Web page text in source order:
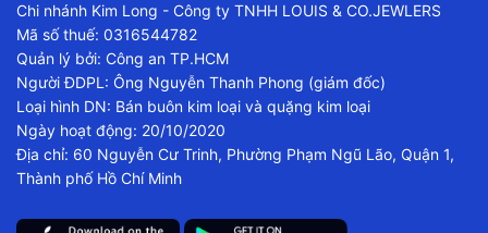
Chi nhánh Kim Long - Công ty TNHH LOUIS & CO.JEWLERS
Mã số thuế: 0316544782
Quản lý bởi: Công an TP.HCM
Người ĐDPL: Ông Nguyễn Thanh Phong (giám đốc)
Loại hình DN: Bán buôn kim loại và quặng kim loại
Ngày hoạt động: 20/10/2020
Địa chỉ: 60 Nguyễn Cư Trinh, Phường Phạm Ngũ Lão, Quận 1,
Thành phố Hồ Chí Minh